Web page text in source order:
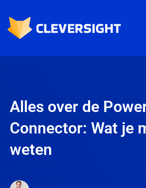
Alles over de
Connector: Wat je
weten